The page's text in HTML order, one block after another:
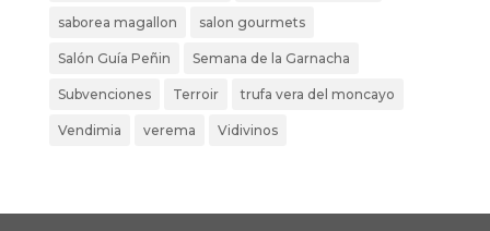
saborea magallon salon gourmets
Salón Guía Peñin Semana de la Garnacha
Subvenciones Terroir trufa vera del moncayo
Vendimia verema Vidivinos